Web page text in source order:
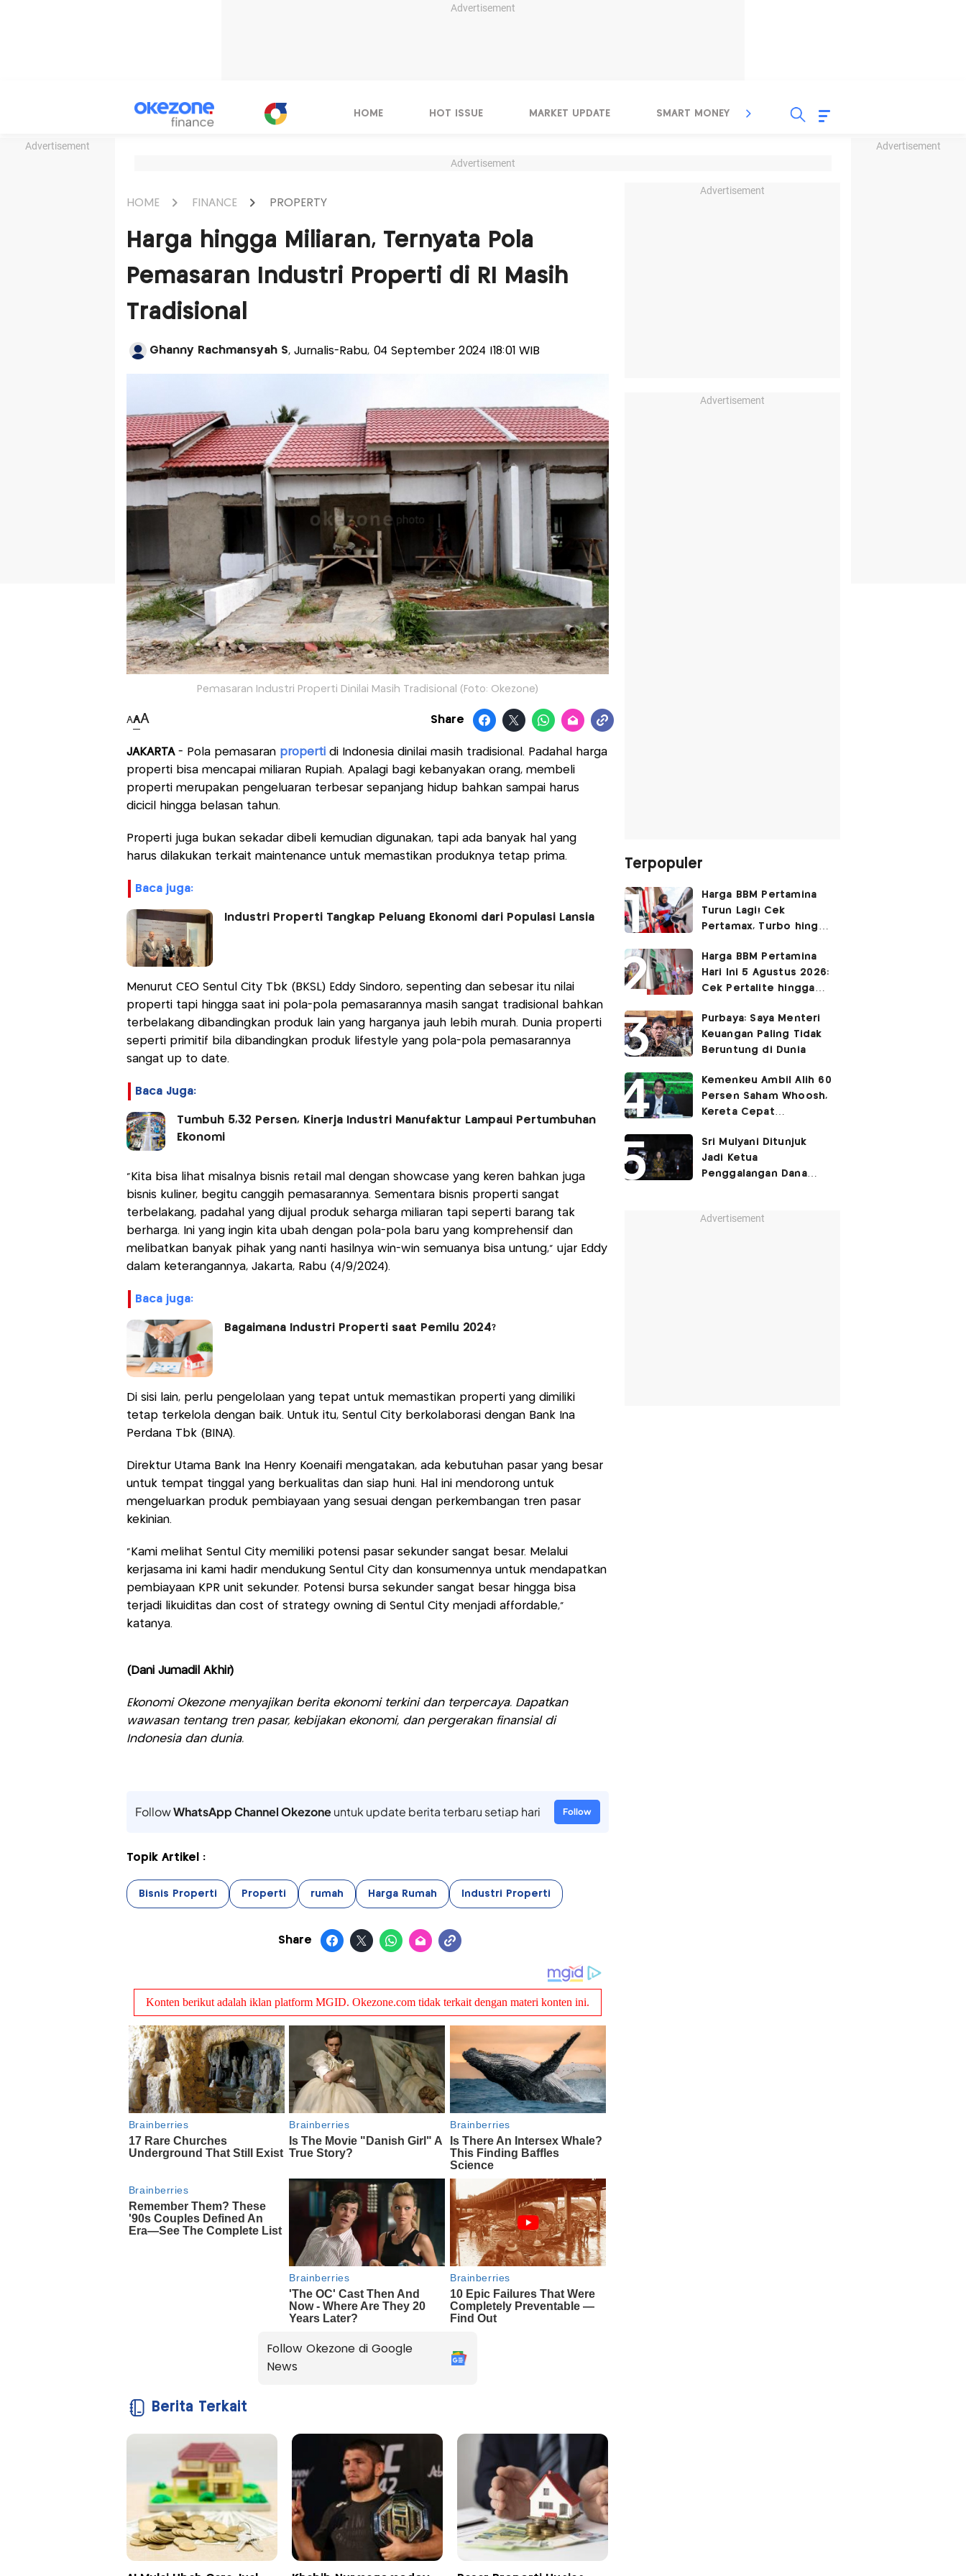
Advertisement
Advertisement Advertisement
HOME HOT ISSUE MARKET UPDATE SMART MONEY INSPIRASI BISNIS
Advertisement
HOME FINANCE PROPERTY
Harga hingga Miliaran, Ternyata Pola
Pemasaran Industri Properti di RI Masih
Tradisional
Ghanny Rachmansyah S, Jurnalis-Rabu, 04 September 2024 |18:01 WIB
Pemasaran Industri Properti Dinilai Masih Tradisional (Foto: Okezone)
AAA Share
JAKARTA- Pola pemasaran propertidi Indonesia dinilai masih tradisional. Padahal harga
properti bisa mencapai miliaran Rupiah. Apalagi bagi kebanyakan orang, membeli
properti merupakan pengeluaran terbesar sepanjang hidup bahkan sampai harus
dicicil hingga belasan tahun.
Properti juga bukan sekadar dibeli kemudian digunakan, tapi ada banyak hal yang
harus dilakukan terkait maintenance untuk memastikan produknya tetap prima.
baca juga:
Industri Properti Tangkap Peluang Ekonomi dari Populasi Lansia
Menurut CEO Sentul City Tbk (BKSL) Eddy Sindoro, sepenting dan sebesar itu nilai
properti tapi hingga saat ini pola-pola pemasarannya masih sangat tradisional bahkan
terbelakang dibandingkan produk lain yang harganya jauh lebih murah. Dunia properti
seperti primitif bila dibandingkan produk lifestyle yang pola-pola pemasarannya
sangat up to date.
Baca Juga:
Tumbuh 5,32 Persen, Kinerja Industri Manufaktur Lampaui Pertumbuhan
Ekonomi
“Kita bisa lihat misalnya bisnis retail mal dengan showcase yang keren bahkan juga
bisnis kuliner, begitu canggih pemasarannya. Sementara bisnis properti sangat
terbelakang, padahal yang dijual produk seharga miliaran tapi seperti barang tak
berharga. Ini yang ingin kita ubah dengan pola-pola baru yang komprehensif dan
melibatkan banyak pihak yang nanti hasilnya win-win semuanya bisa untung,” ujar Eddy
dalam keterangannya, Jakarta, Rabu (4/9/2024).
baca juga:
Bagaimana Industri Properti saat Pemilu 2024?
Di sisi lain, perlu pengelolaan yang tepat untuk memastikan properti yang dimiliki
tetap terkelola dengan baik. Untuk itu, Sentul City berkolaborasi dengan Bank Ina
Perdana Tbk (BINA).
Direktur Utama Bank Ina Henry Koenaifi mengatakan, ada kebutuhan pasar yang besar
untuk tempat tinggal yang berkualitas dan siap huni. Hal ini mendorong untuk
mengeluarkan produk pembiayaan yang sesuai dengan perkembangan tren pasar
kekinian.
“Kami melihat Sentul City memiliki potensi pasar sekunder sangat besar. Melalui
kerjasama ini kami hadir mendukung Sentul City dan konsumennya untuk mendapatkan
pembiayaan KPR unit sekunder. Potensi bursa sekunder sangat besar hingga bisa
terjadi likuiditas dan cost of strategy owning di Sentul City menjadi affordable,"
katanya.
(Dani Jumadil Akhir)
Ekonomi Okezone menyajikan berita ekonomi terkini dan terpercaya. Dapatkan
wawasan tentang tren pasar, kebijakan ekonomi, dan pergerakan finansial di
Indonesia dan dunia.
FollowWhatsApp Channel Okezoneuntuk update berita terbaru setiap hari Follow
Topik Artikel :
Bisnis Properti Properti rumah Harga Rumah Industri Properti
Share
Follow Okezone di Google
News
Berita Terkait
Advertisement
Advertisement
Terpopuler
Harga BBM Pertamina
Turun Lagi! Cek
Pertamax, Turbo hingga
Agustus 2026
Harga BBM Pertamina
Hari Ini 5 Agustus 2026:
Cek Pertalite hingga
Turun
Purbaya: Saya Menteri
Keuangan Paling Tidak
Beruntung di Dunia
Kemenkeu Ambil Alih 60
Persen Saham Whoosh,
Kereta Cepat
Surabaya
Sri Mulyani Ditunjuk
Jadi Ketua
Penggalangan Dana
Advertisement